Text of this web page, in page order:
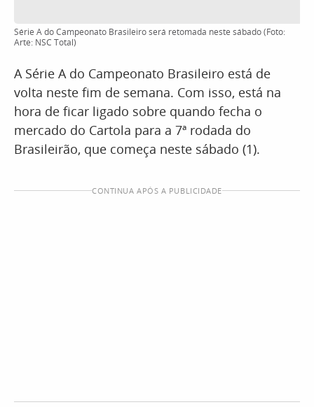
Série A do Campeonato Brasileiro será retomada neste sábado (Foto:
Arte: NSC Total)
A Série A do Campeonato Brasileiro está de
volta neste fim de semana. Com isso, está na
hora de ficar ligado sobre quando fecha o
mercado do Cartola para a 7ª rodada do
Brasileirão, que começa neste sábado (1).
CONTINUA APÓS A PUBLICIDADE